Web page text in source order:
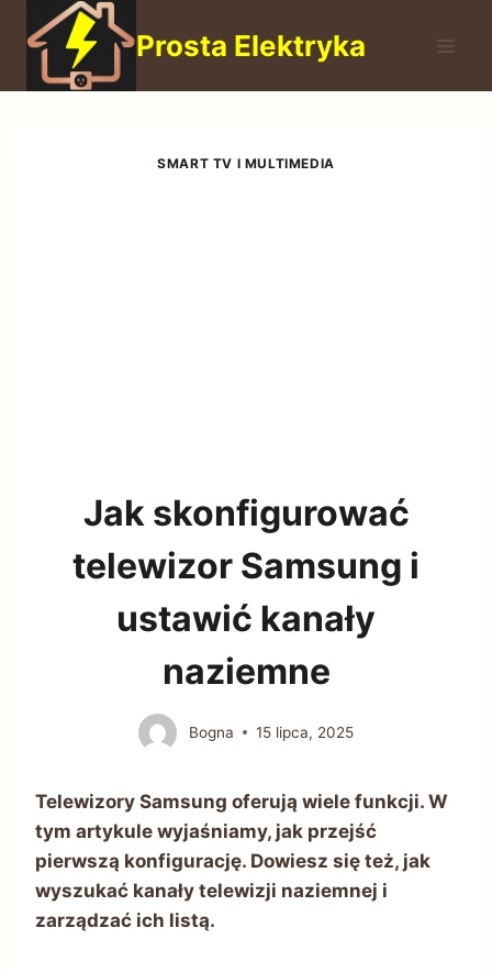
Przejdź
treści
Prosta Elektryka
SMART TV I MULTIMEDIA
Jak skonfigurować
telewizor Samsung i
ustawić kanały
naziemne
Bogna 15 lipca, 2025
Telewizory Samsung oferują wiele funkcji. W
tym artykule wyjaśniamy, jak przejść
pierwszą konfigurację. Dowiesz się też, jak
wyszukać kanały telewizji naziemnej i
zarządzać ich listą.